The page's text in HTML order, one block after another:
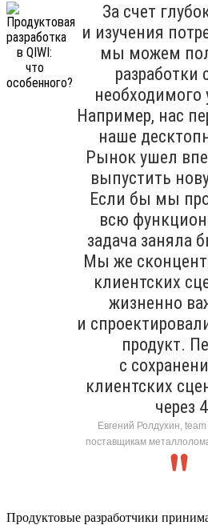
За счет
и изучения
мы можем
разработки
необходимого
Например, нас
наше
Рынок ушел
выпустить
Если бы мы
всю
задача заняла
Мы же
клиентских
жизненно
и
продукт.
с
клиентских
через
Евгений Ролдухин,
поставщикам
Продуктовые разработчики